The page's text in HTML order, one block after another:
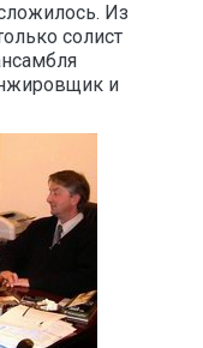
Из
солист
и